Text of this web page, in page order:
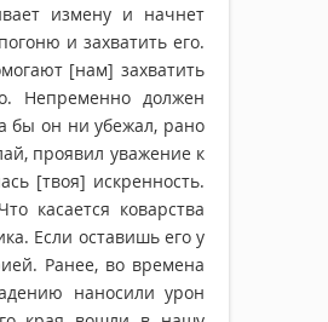
измену и начнет
и захватить его.
[нам] захватить
Непременно должен
бы он ни убежал, рано
проявил уважение к
[твоя] искренность.
касается коварства
Если оставишь его у
Ранее, во времена
наносили урон